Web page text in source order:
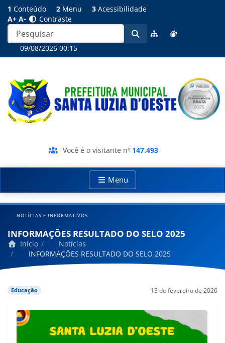
1 Conteúdo 2 Menu 3 Acessibilidade
A+ A- Contraste
09/08/2026 00:15
Você é o visitante nº 147.493
Menu
NOTÍCIAS E INFORMATIVOS
INFORMAÇÕES RESULTADO DO SELO 2025
Início
Notícias
INFORMAÇÕES RESULTADO DO SELO 2025
Educação 13 de fevereiro de 2026